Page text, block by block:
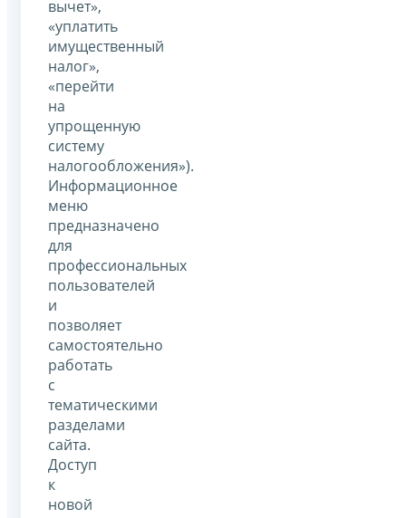
вычет»,
«уплатить
имущественный
налог»,
«перейти
на
упрощенную
систему
налогообложения»).
Информационное
меню
предназначено
для
профессиональных
пользователей
и
позволяет
самостоятельно
работать
с
тематическими
разделами
сайта.
Доступ
к
новой